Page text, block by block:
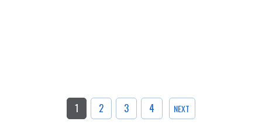
1 2 3 4 NEXT